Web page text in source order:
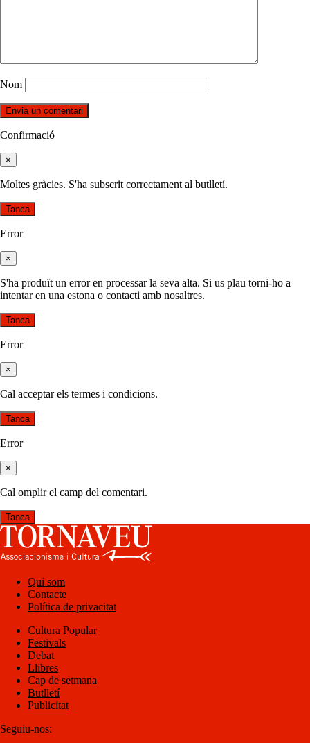
Nom
Confirmació
×
Moltes gràcies. S'ha subscrit correctament al butlletí.
Tanca
Error
×
S'ha produït un error en processar la seva alta. Si us plau torni-ho a
intentar en una estona o contacti amb nosaltres.
Tanca
Error
×
Cal acceptar els termes i condicions.
Tanca
Error
×
Cal omplir el camp del comentari.
Tanca
Qui som
Contacte
Política de privacitat
Cultura Popular
Festivals
Debat
Llibres
Cap de setmana
Butlletí
Publicitat
Seguiu-nos: